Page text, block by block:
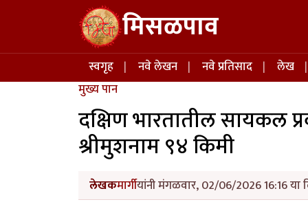
Skip to main content मिसळपाव
Main navigation
स्वगृह नवे लेखन नवे प्रतिसाद
लेख
मुख्य पान
दक्षिण भारतातील सायकल
श्रीमुशनाम ९४ किमी
लेखकमार्गीयांनी मंगळवार, 02/06/2026 16:16 या